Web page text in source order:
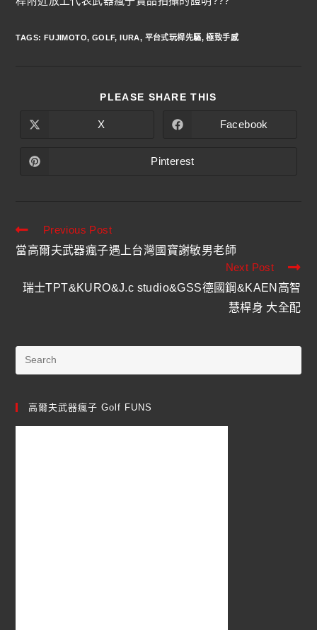
TAGS: FUJIMOTO, GOLF, IURA, 平台式玩桿先驅, 極致手感
PLEASE SHARE THIS
X Facebook
Pinterest
Previous Post
當高爾夫武器瘋子遇上台灣國寶謝敏男老師
Next Post
瑞士TPT&KURO&J.c studio&GSS德國鋼&KAEN高智
慧桿身 大全配
高爾夫武器瘋子 Golf FUNS